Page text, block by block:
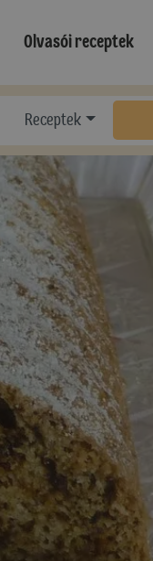
Olvasói receptek
Receptek